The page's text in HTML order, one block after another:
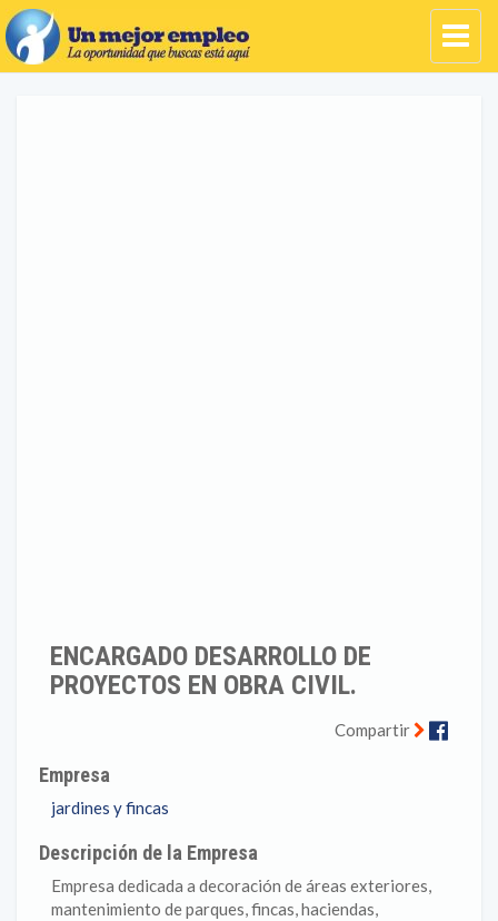
ENCARGADO DESARROLLO DE
PROYECTOS EN OBRA CIVIL.
Compartir
Empresa
jardines y fincas
Descripción de la Empresa
Empresa dedicada a decoración de áreas exteriores,
mantenimiento de parques, fincas, haciendas,